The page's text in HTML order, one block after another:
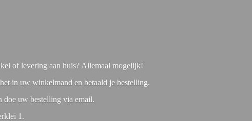
of levering aan huis? Allemaal mogelijk!
in uw winkelmand en betaald je bestelling.
doe uw bestelling via email.
1.